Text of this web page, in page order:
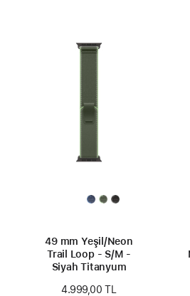
49 mm Yeşil/Neon
Trail Loop - S/M -
Siyah Titanyum
4.999,00 TL